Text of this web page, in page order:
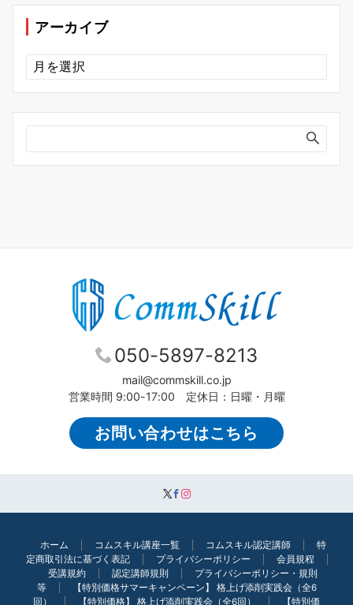
ー
アーカイブ
ア
ー
カ
ブ
050-5897-8213
mail@commskill.co.jp
営業時間 9:00-17:00 定休日：日曜・月曜
お問い合わせはこちら
ホーム コムスキル講座一覧 コムスキル認定講師
特
定商取引法に基づく表記
プライバシーポリシー
会員規程
受講規約
認定講師規則
プライバシーポリシー・規則
等
【特別価格サマーキャンペーン】 格上げ添削実践会（全6
回）
【特別価格】 格上げ添削実践会（全6回） 【特別価